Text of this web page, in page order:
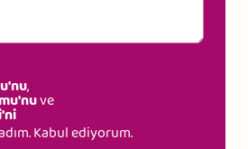
,
ve
Kabul ediyorum.